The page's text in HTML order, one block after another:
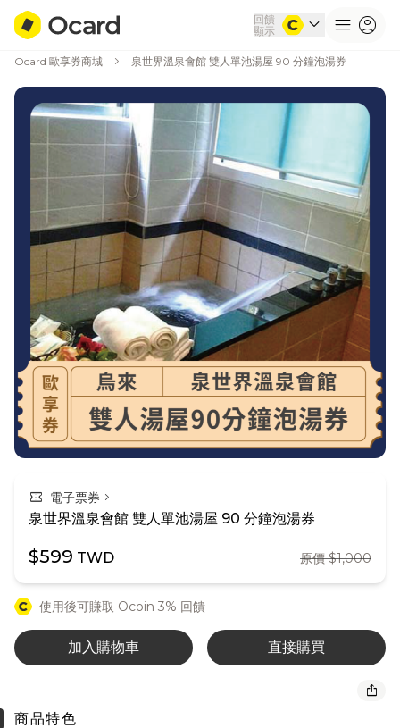
回饋
顯示
expand_more menu account_circle
Ocard 歐享券商城 chevron_right 泉世界溫泉會館 雙人單池湯屋 90 分鐘泡湯券
confirmation_number 電子票券 chevron_right
泉世界溫泉會館 雙人單池湯屋 90 分鐘泡湯券
$599 TWD 原價 $1,000
使用後可賺取 Ocoin 3% 回饋
加入購物車 直接購買
ios_share
商品特色